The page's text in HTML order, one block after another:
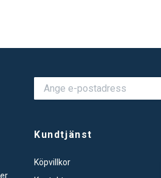
Kundtjänst
Köpvillkor